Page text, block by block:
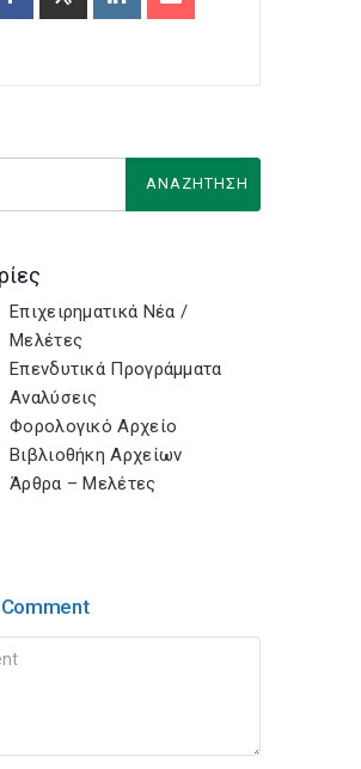
Επιχειρηματικά Νέα /
Μελέτες
Επενδυτικά Προγράμματα
Αναλύσεις
Φορολογικό Αρχείο
Βιβλιοθήκη Αρχείων
Άρθρα – Μελέτες